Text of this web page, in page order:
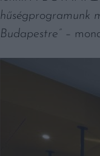
hűségprogramunk
Budapestre” –